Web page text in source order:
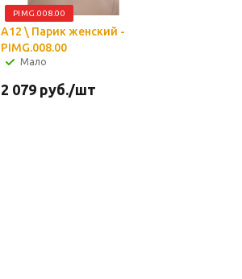
PIMG.008.00
A12 \ Парик женский -
PIMG.008.00
Мало
2 079руб./шт